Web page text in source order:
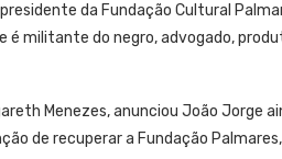
da Fundação Cultural
é militante do negro, advogado,
Menezes, anunciou João Jorge
de recuperar a Fundação